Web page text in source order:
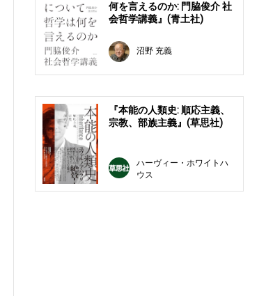
何を言えるのか: 門脇俊介 社
会哲学講義』(青土社)
沼野 充義
『本能の人類史: 順応主義、
宗教、部族主義』(草思社)
ハーヴィー・ホワイトハ
ウス